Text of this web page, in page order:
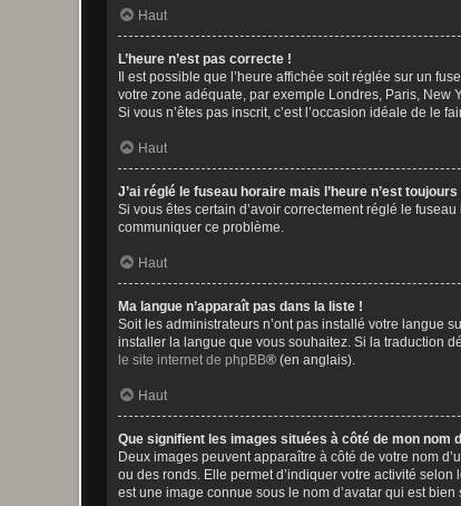
Haut
L’heure n’est pas correcte !
Il est possible que l’heure affichée soit réglée sur un
votre zone adéquate, par exemple Londres, Paris, New
Si vous n’êtes pas inscrit, c’est l’occasion idéale de le
Haut
J’ai réglé le fuseau horaire mais l’heure n’est
Si vous êtes certain d’avoir correctement réglé le
communiquer ce problème.
Haut
Ma langue n’apparaît pas dans la liste !
Soit les administrateurs n’ont pas installé votre langue
installer la langue que vous souhaitez. Si la traduction
le site internet de phpBB® (en anglais).
Haut
Que signifient les images situées à côté de mon nom
Deux images peuvent apparaître à côté de votre nom
ou des ronds. Elle permet d’indiquer votre activité
est une image connue sous le nom d’avatar qui est